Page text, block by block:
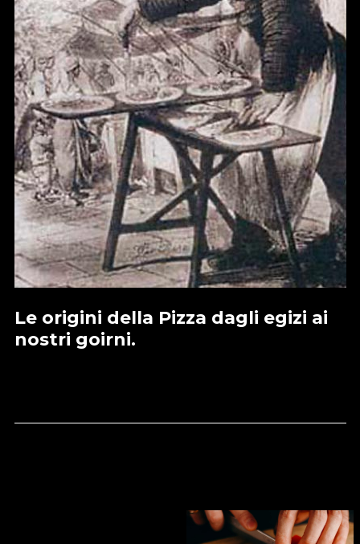
Le origini della Pizza dagli egizi ai
nostri goirni.